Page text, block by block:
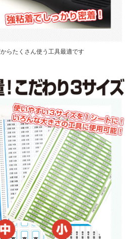
らたくさん使う工具最適です